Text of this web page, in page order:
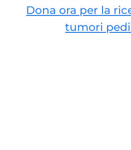
Dona ora per la
tumori